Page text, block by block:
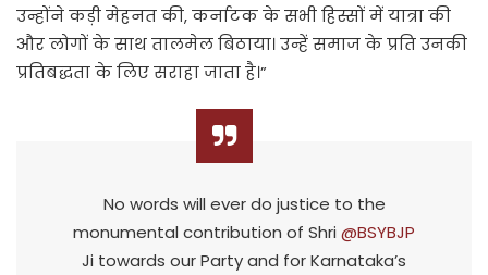
उन्होंने कड़ी मेहनत की, कर्नाटक के सभी हिस्सों में यात्रा की
और लोगों के साथ तालमेल बिठाया। उन्हें समाज के प्रति उनकी
प्रतिबद्धता के लिए सराहा जाता है।”
No words will ever do justice to the
monumental contribution of Shri @BSYBJP
Ji towards our Party and for Karnataka’s